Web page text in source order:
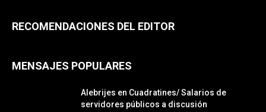
RECOMENDACIONES DEL EDITOR
MENSAJES POPULARES
Alebrijes en Cuadratines/ Salarios de
servidores públicos a discusión